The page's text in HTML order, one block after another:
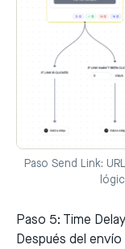
Paso Send Link:
Paso 5: Time
Después del